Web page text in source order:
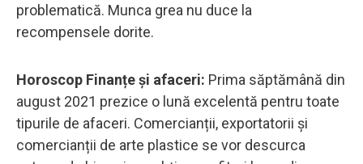
problematică. Munca grea nu duce la
recompensele dorite.
Horoscop Finanțe și afaceri: Prima săptămână din
august 2021 prezice o lună excelentă pentru toate
tipurile de afaceri. Comercianții, exportatorii și
comercianții de arte plastice se vor descurca